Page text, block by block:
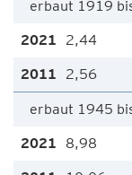
erbaut 1919
2,44
2,56
erbaut 1945
8,98